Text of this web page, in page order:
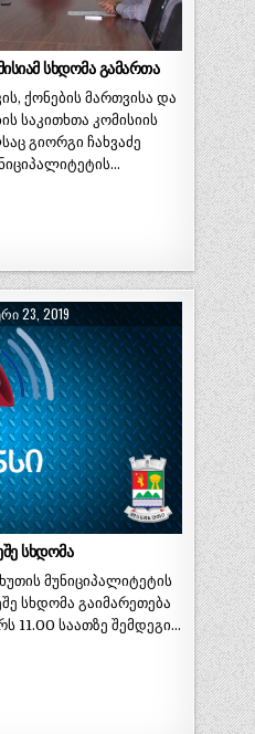
სხდომა გამართა
ქონების მართვისა და
საკითხთა კომისიის
გიორგი ჩახვაძე
23, 2019
სხდომა
მუნიციპალიტეტის
სხდომა გაიმარეთება
11.00 საათზე შემდეგი…